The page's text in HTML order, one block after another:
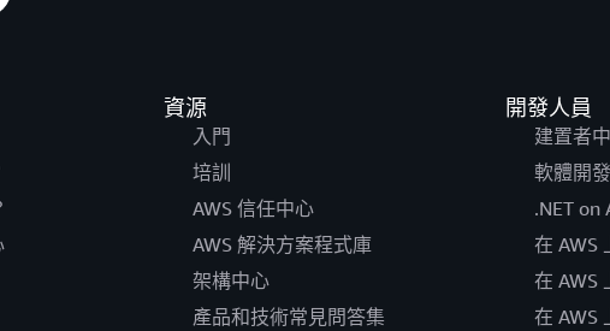
資源
入門
培訓
AWS 信任中心
AWS 解決方案程式庫
架構中心
產品和技術常見問答集
開發人員
建置者
軟體開
.NET on
在 AWS
在 AWS
在 AWS